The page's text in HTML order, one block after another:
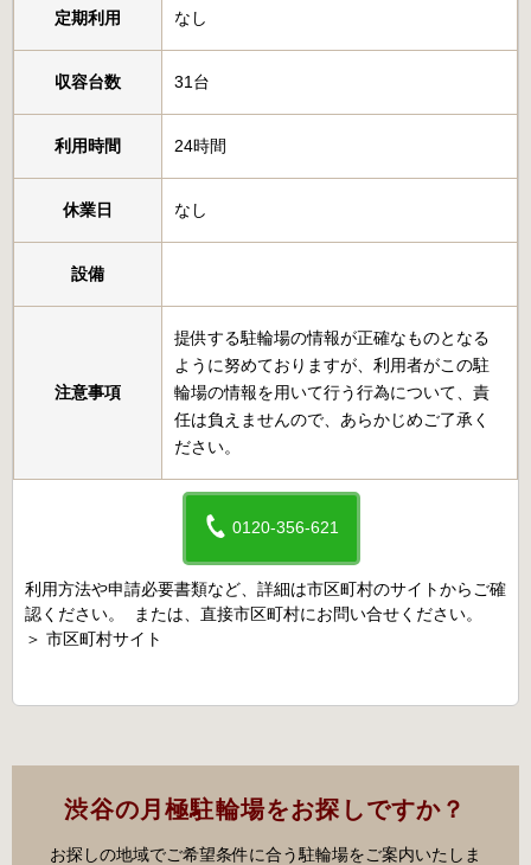
定期利用 なし
収容台数 31台
利用時間 24時間
休業日 なし
設備
注意事項
提供する駐輪場の情報が正確なものとなる
ように努めておりますが、利用者がこの駐
輪場の情報を用いて行う行為について、責
任は負えませんので、あらかじめご了承く
ださい。
0120-356-621
利用方法や申請必要書類など、詳細は市区町村のサイトからご確
認ください。 または、直接市区町村にお問い合せください。
＞ 市区町村サイト
渋谷の月極駐輪場をお探しですか？
お探しの地域でご希望条件に合う駐輪場をご案内いたしま